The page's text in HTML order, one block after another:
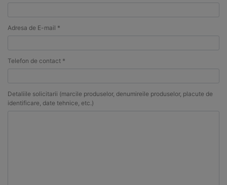
Adresa de E-mail *
Telefon de contact *
Detaliile solicitarii (marcile produselor, denumireile produselor, placute de
identificare, date tehnice, etc.)